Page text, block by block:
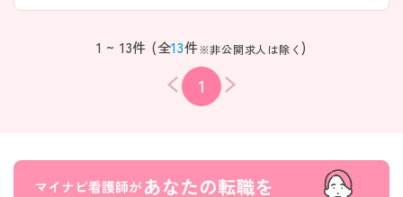
1 ~ 13件 (全13件※非公開求人は除く )
1